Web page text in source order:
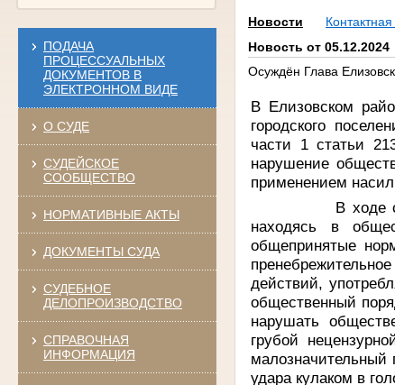
ПОДАЧА
ПРОЦЕССУАЛЬНЫХ
ДОКУМЕНТОВ В
ЭЛЕКТРОННОМ ВИДЕ
О СУДЕ
СУДЕЙСКОЕ
СООБЩЕСТВО
НОРМАТИВНЫЕ АКТЫ
ДОКУМЕНТЫ СУДА
СУДЕБНОЕ
ДЕЛОПРОИЗВОДСТВО
СПРАВОЧНАЯ
ИНФОРМАЦИЯ
Новости
Новость от 05.12.2024
Осуждён Глава
В Елизовском
городского
части 1 статьи
нарушение
применением
В ходе
находясь в
общепринятые
действий,
общественный
нарушать
грубой
малозначительный
удара кулаком в